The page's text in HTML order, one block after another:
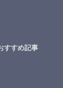
すすめ記事